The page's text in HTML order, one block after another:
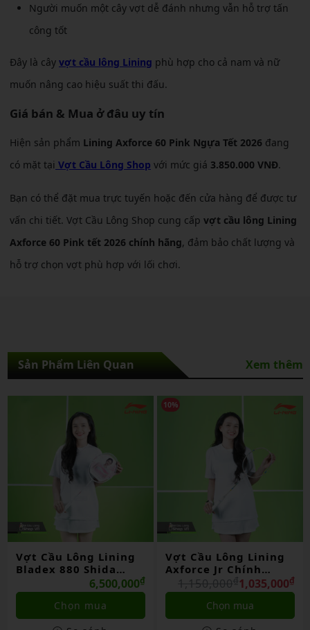
Người muốn một cây vợt dễ đánh nhưng vẫn hỗ trợ tấn
công tốt
Đây là cây vợt cầu lông Lining phù hợp cho cả nam và nữ
muốn nâng cao hiệu suất thi đấu.
Giá bán & Mua ở đâu uy tín
Hiện sản phẩm Lining Axforce 60 Pink Ngựa Tết 2026 đang
có mặt tại Vợt Cầu Lông Shop với mức giá 3.850.000 VNĐ.
Bạn có thể đặt mua trực tuyến hoặc đến cửa hàng để được tư
vấn chi tiết. Vợt Cầu Lông Shop cung cấp vợt cầu lông Lining
Axforce 60 Pink tết 2026 chính hãng, đảm bảo chất lượng và
hỗ trợ chọn vợt phù hợp với lối chơi.
Sản Phẩm Liên Quan Xem thêm
Vợt Cầu Lông Lining
Axforce Jr Chính
1,035,000₫
Chọn mua
10%
Vợt Cầu Lông Lining
3d Calibar 800 Chính
Hãng
3,510,000₫
3,900,000₫
Liên hệ